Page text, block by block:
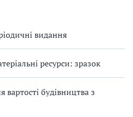
видання
ресурси: зразок
будівництва з